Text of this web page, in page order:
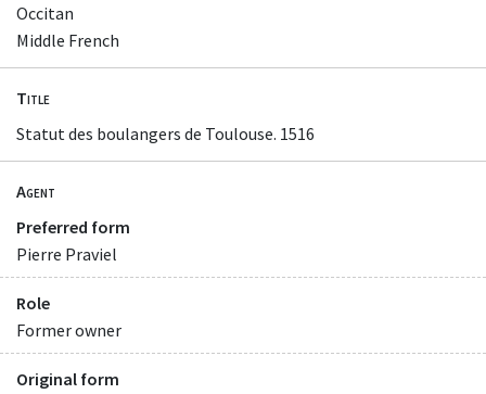
Occitan
Middle French
Title
Statut des boulangers de Toulouse. 1516
Agent
Preferred form
Pierre Praviel
Role
Former owner
Original form